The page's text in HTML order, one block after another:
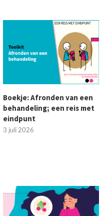
Boekje: Afronden van een
behandeling; een reis met
eindpunt
3 juli 2026